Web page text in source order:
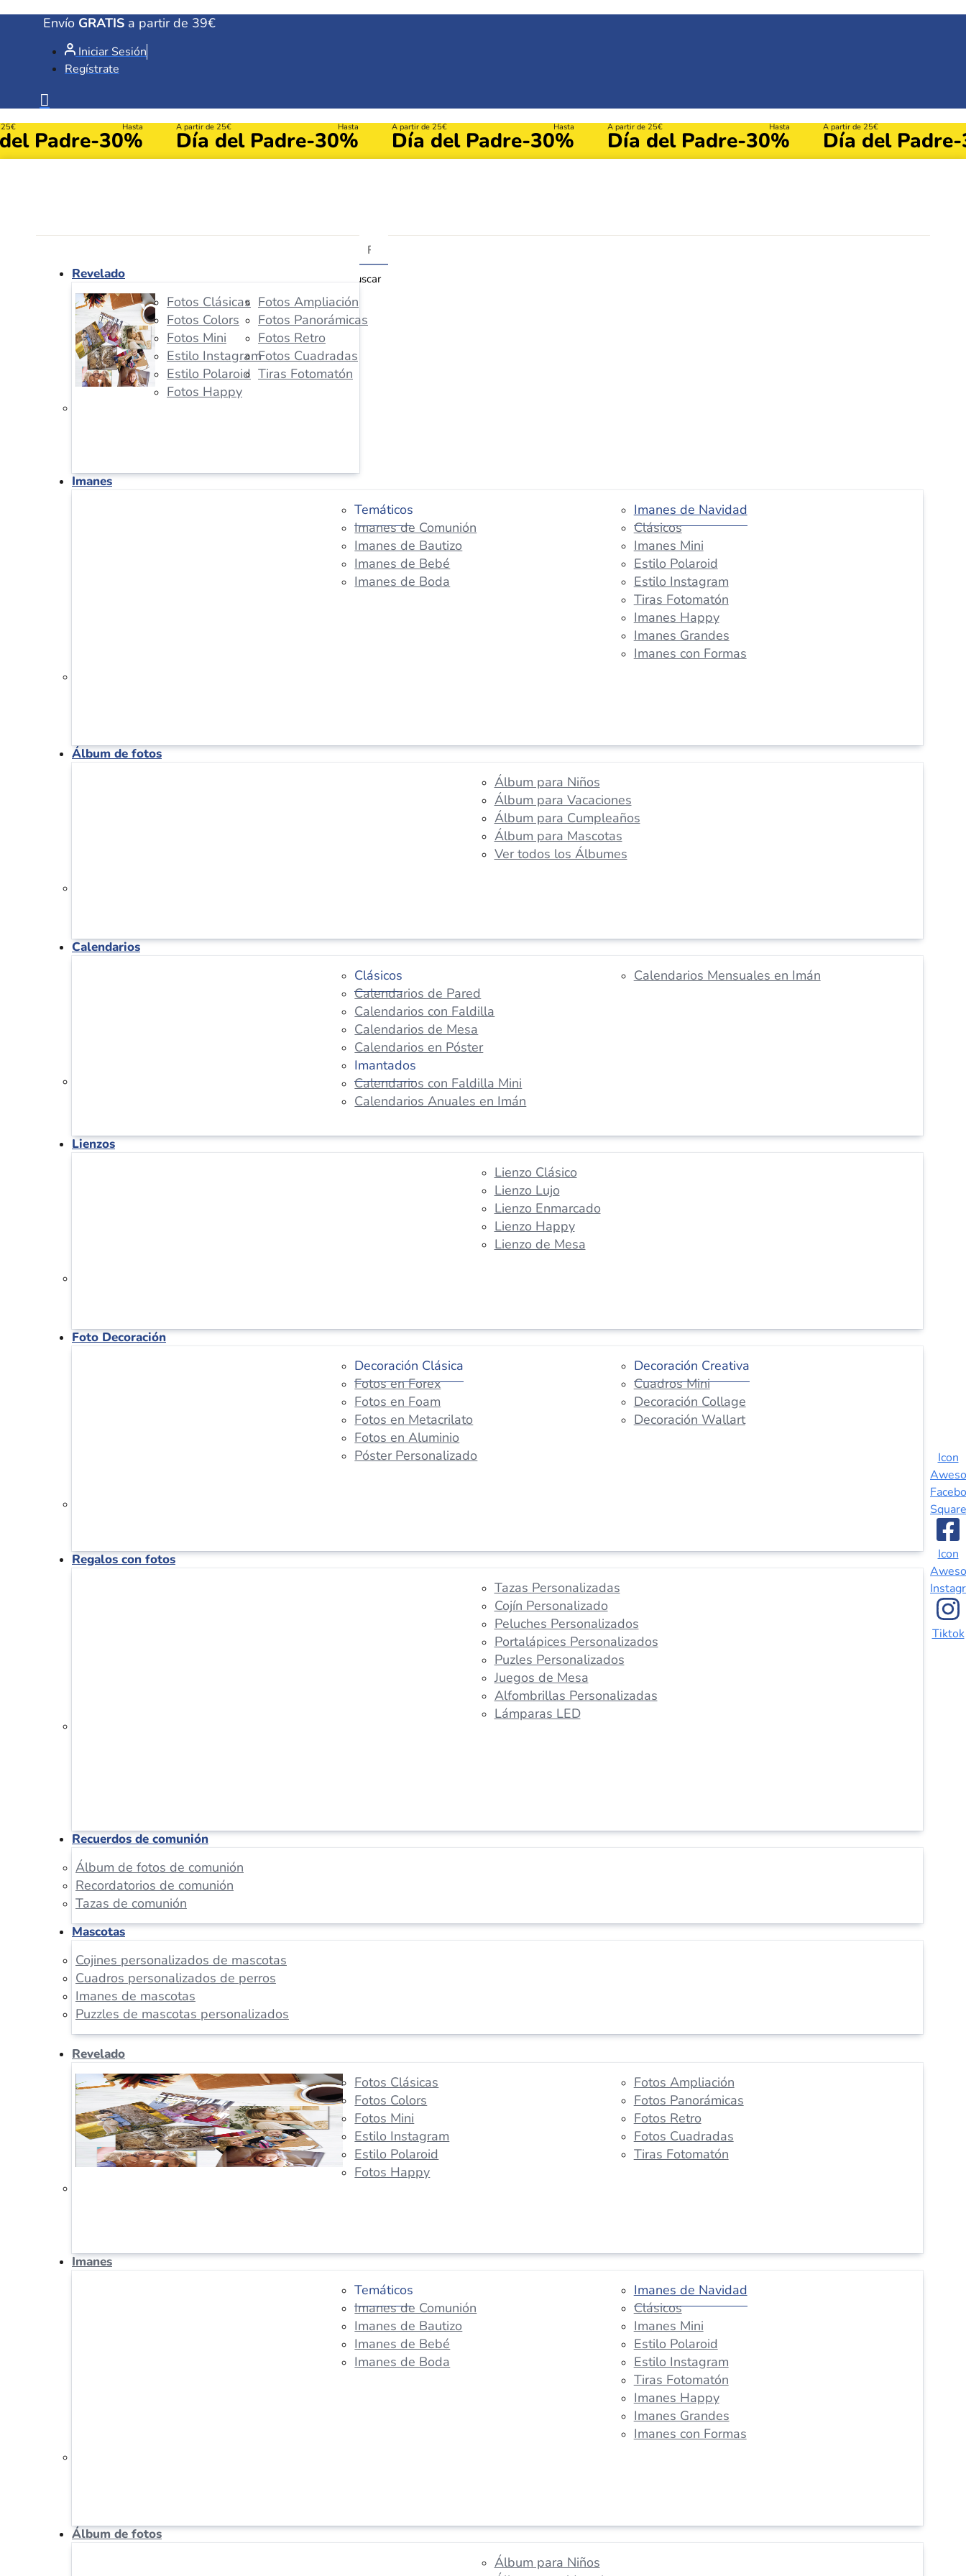
Envío GRATIS a partir de 39€
Iniciar Sesión
Regístrate
Padre
Hasta
-30%
A partir de 25€
Día del Padre
Hasta
-30%
A partir de 25€
Día del Padre
Hasta
-30%
A partir de 25€
Día del Padre
Hasta
-30%
A partir de 25€
Día del Padre
Buscar
Revelado
Fotos Clásicas
Fotos Colors
Fotos Mini
Estilo Instagram
Estilo Polaroid
Fotos Happy
Fotos Ampliación
Fotos Panorámicas
Fotos Retro
Fotos Cuadradas
Tiras Fotomatón
Imanes
Temáticos
Imanes de Comunión
Imanes de Bautizo
Imanes de Bebé
Imanes de Boda
Imanes de Navidad
Clásicos
Imanes Mini
Estilo Polaroid
Estilo Instagram
Tiras Fotomatón
Imanes Happy
Imanes Grandes
Imanes con Formas
Álbum de fotos
Álbum para Niños
Álbum para Vacaciones
Álbum para Cumpleaños
Álbum para Mascotas
Ver todos los Álbumes
Calendarios
Clásicos
Calendarios de Pared
Calendarios con Faldilla
Calendarios de Mesa
Calendarios en Póster
Imantados
Calendarios con Faldilla Mini
Calendarios Anuales en Imán
Calendarios Mensuales en Imán
Lienzos
Lienzo Clásico
Lienzo Lujo
Lienzo Enmarcado
Lienzo Happy
Lienzo de Mesa
Foto Decoración
Decoración Clásica
Fotos en Forex
Fotos en Foam
Fotos en Metacrilato
Fotos en Aluminio
Póster Personalizado
Decoración Creativa
Cuadros Mini
Decoración Collage
Decoración Wallart
Regalos con fotos
Tazas Personalizadas
Cojín Personalizado
Peluches Personalizados
Portalápices Personalizados
Puzles Personalizados
Juegos de Mesa
Alfombrillas Personalizadas
Lámparas LED
Recuerdos de comunión
Álbum de fotos de comunión
Recordatorios de comunión
Tazas de comunión
Mascotas
Cojines personalizados de mascotas
Cuadros personalizados de perros
Imanes de mascotas
Puzzles de mascotas personalizados
Revelado
Fotos Clásicas
Fotos Colors
Fotos Mini
Estilo Instagram
Estilo Polaroid
Fotos Happy
Fotos Ampliación
Fotos Panorámicas
Fotos Retro
Fotos Cuadradas
Tiras Fotomatón
Imanes
Temáticos
Imanes de Comunión
Imanes de Bautizo
Imanes de Bebé
Imanes de Boda
Imanes de Navidad
Clásicos
Imanes Mini
Estilo Polaroid
Estilo Instagram
Tiras Fotomatón
Imanes Happy
Imanes Grandes
Imanes con Formas
Álbum de fotos
Álbum para Niños
Icon
Square
Icon
Tiktok